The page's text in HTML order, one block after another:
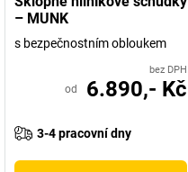
– MUNK
s bezpečnostním obloukem
bez DPH
od 6.890,- Kč
3-4 pracovní dny